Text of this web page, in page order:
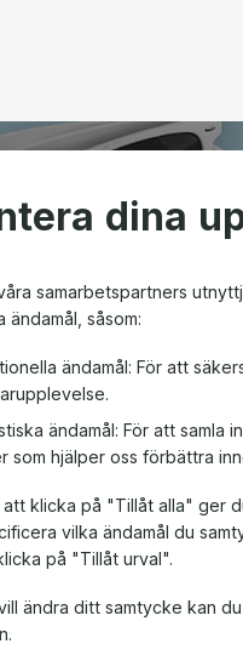
dina
samarbetspartners
ändamål, såsom:
ändamål: För att
ändamål: För att
som hjälper oss förbättra
att klicka på "Tillåt alla" ger
vilka ändamål du
på "Tillåt urval".
ändra ditt samtycke kan
alla och som ger
lösningen! Oavsett
anledning, är ett